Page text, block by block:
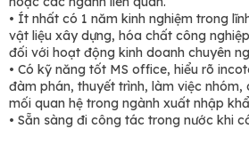
• Ít nhất có 1 năm kinh nghiệm trong
vật liệu xây dựng, hóa chất công
đối với hoạt động kinh doanh chuyên
• Có kỹ năng tốt MS office, hiểu rõ
đàm phán, thuyết trình, làm việc nhóm,
mối quan hệ trong ngành xuất nhập
• Sẵn sàng đi công tác trong nước khi